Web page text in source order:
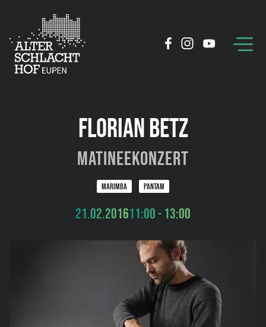
FLORIAN BETZ
Matineekonzert
MARIMBA PANTAM
21.02.201611:00 - 13:00